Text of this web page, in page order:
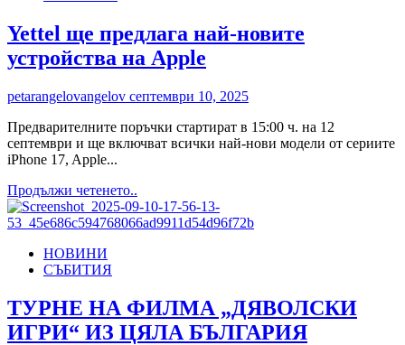
с
кампанията
„Четенето
модерно“
навечерието
на
Yettel ще предлага най-новите
устройства на Apple
petarangelovangelov септември 10, 2025
Предварителните поръчки стартират в 15:00 ч. на 12
септември и ще включват всички най-нови модели от сериите
iPhone 17, Apple...
Продължи четенето..
more
about
новите
устройства
на
НОВИНИ
СЪБИТИЯ
ТУРНЕ НА ФИЛМА „ДЯВОЛСКИ
ИГРИ“ ИЗ ЦЯЛА БЪЛГАРИЯ